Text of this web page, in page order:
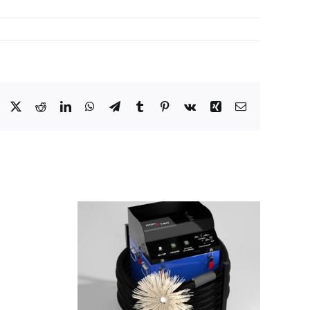
Facebook
X RedditLinkedInWhatsApp
TelegramTumblr Pinterest
Vk Xing Email
de
:
Pourquoi votre
caméra
d’inspection ne
remonte plus